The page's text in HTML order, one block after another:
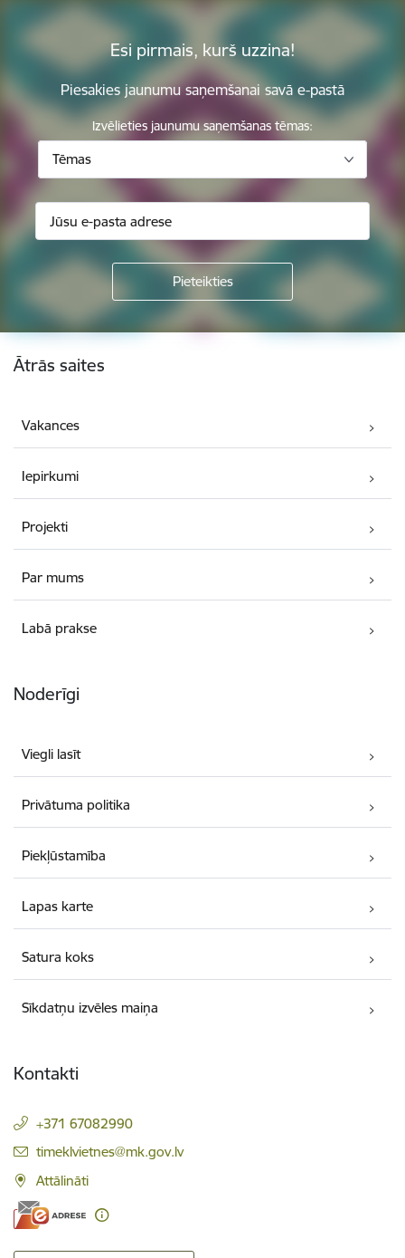
Esi pirmais, kurš uzzina!
Piesakies jaunumu saņemšanai savā e-pastā
Izvēlieties jaunumu saņemšanas tēmas:
Tēmas
Kājene
Ātrās saites
Vakances
Iepirkumi
Projekti
Par mums
Labā prakse
Noderīgi
Viegli lasīt
Privātuma politika
Piekļūstamība
Lapas karte
Satura koks
Sīkdatņu izvēles maiņa
Kontakti
+371 67082990
E-pasts:
timeklvietnes@mk.gov.lv
Attālināti